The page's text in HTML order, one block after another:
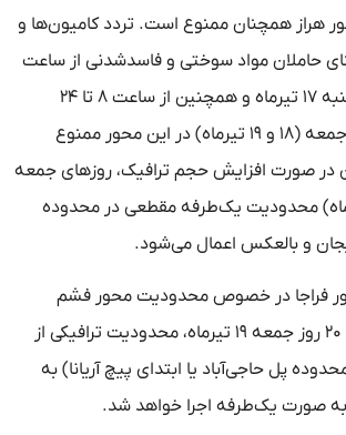
هراز همچنان ممنوع است. تردد کامیون‌ها و
حاملان مواد سوختی و فاسدشدنی از ساعت
۱۲ تا ۲۴ امروز چهارشنبه ۱۷ تیرماه و همچنین از ساعت ۸ تا ۲۴
روزهای پنجشنبه و جمعه (۱۸ و ۱۹ تیرماه) در این محور ممنوع
در صورت افزایش حجم ترافیک، روزهای جمعه
(۱۹ و ۲۰ تیرماه) محدودیت یک‌طرفه مقطعی در محدوده
و بالعکس اعمال می‌شود.
فراجا در خصوص محدودیت محور فشم
افزود: از ساعت ۱۷ تا ۲۰ روز جمعه ۱۹ تیرماه، محدودیت ترافیکی از
پل حاجی‌آباد یا ابتدای پیچ آریانا) به
صورت یک‌طرفه اجرا خواهد شد.